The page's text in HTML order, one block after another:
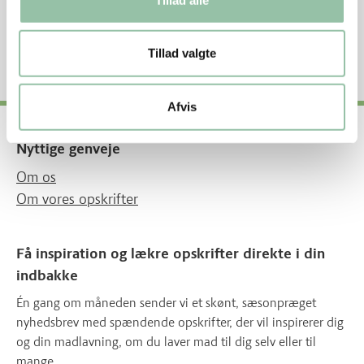
Tillad valgte
Afvis
Fedt 28%
Nyttige genveje
Om os
Om vores opskrifter
Få inspiration og lækre opskrifter direkte i din
indbakke
Én gang om måneden sender vi et skønt, sæsonpræget
nyhedsbrev med spændende opskrifter, der vil inspirerer dig
og din madlavning, om du laver mad til dig selv eller til